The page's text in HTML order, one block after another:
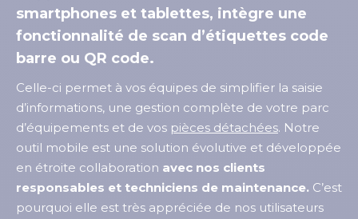
smartphones et tablettes, intègre une
fonctionnalité de scan d’étiquettes code
barre ou QR code.
Celle-ci permet à vos équipes de simplifier la saisie
d’informations, une gestion complète de votre parc
d’équipements et de vos pièces détachées. Notre
outil mobile est une solution évolutive et développée
en étroite collaboration avec nos clients
responsables et techniciens de maintenance. C’est
pourquoi elle est très appréciée de nos utilisateurs